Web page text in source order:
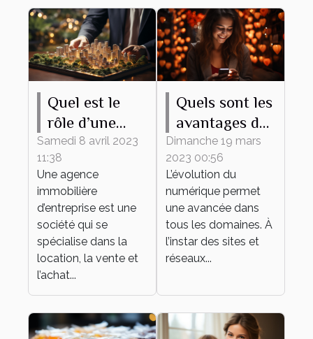
Quel est le
rôle d’une
agence
immobilière
d’entreprise ?
Samedi 8 avril 2023
11:38
Une agence
immobilière
d’entreprise est une
société qui se
spécialise dans la
location, la vente et
l’achat...
Quels sont les
avantages du
recours à un
site de
rencontre ?
Dimanche 19 mars
2023 00:56
L’évolution du
numérique permet
une avancée dans
tous les domaines. À
l’instar des sites et
réseaux...